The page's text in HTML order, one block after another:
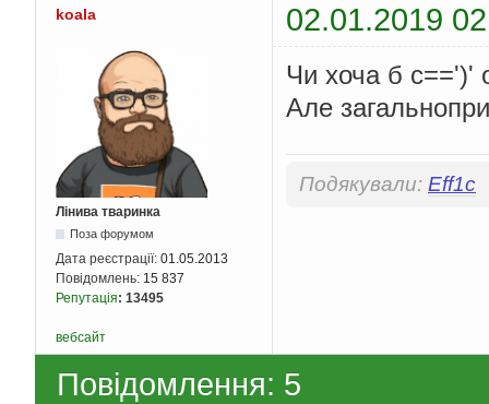
koala 02.01.2019
Лінива тваринка
Поза форумом
Дата реєстрації: 01.05.2013
Повідомлень: 15 837
Репутація: 13495
Чи хоча б c==')'
Але
Подякували: Eff1c
вебсайт
Повідомлення: 5